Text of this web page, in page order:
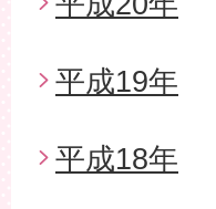
平成19年
平成18年